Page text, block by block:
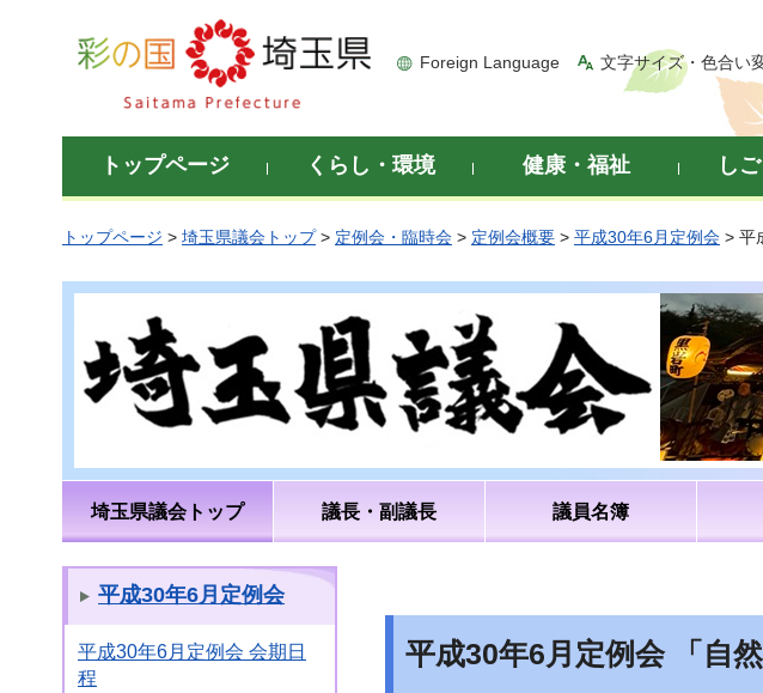
彩の国 埼玉県
Foreign Language 文字サイズ・色合い
トップページ くらし・環境 健康・福祉 し
トップページ > 埼玉県議会トップ> 定例会・臨時会 > 定例会概要 > 平成30年6月定例会 > 平
埼玉県議会トップ 議長・副議長 議員名簿
平成30年6月定例会
平成30年6月定例会 会期日
程
平成30年6月定例会 「自